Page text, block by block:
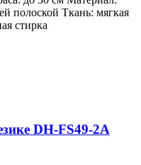
полоской Ткань: мягкая
стирка
DH-FS49-2A